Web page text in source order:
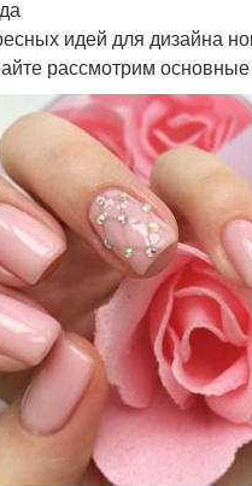
идей для дизайна
рассмотрим